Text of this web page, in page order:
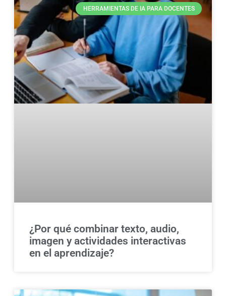
HERRAMIENTAS DE IA PARA DOCENTES
¿Por qué combinar texto, audio,
imagen y actividades interactivas
en el aprendizaje?